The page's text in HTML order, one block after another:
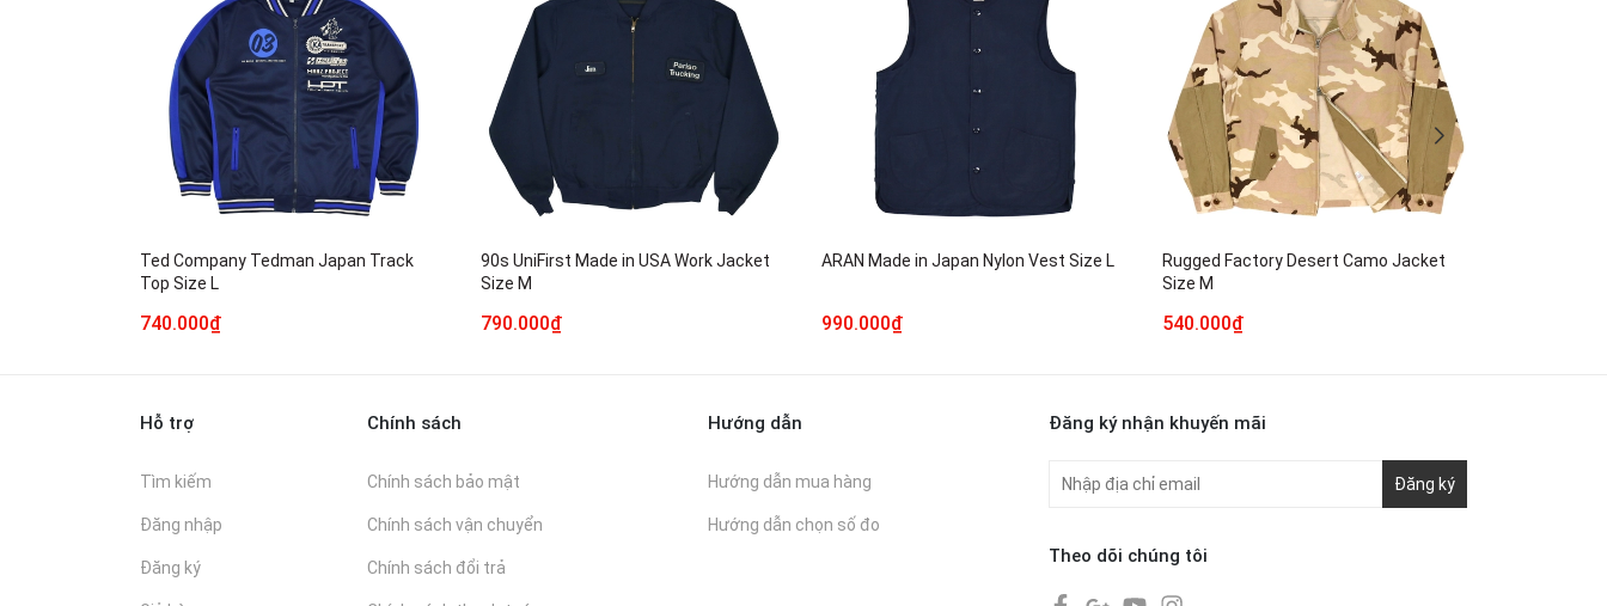
Ted Company Tedman Japan Track
Top Size L
740.000₫
90s UniFirst Made in USA Work Jacket
Size M
790.000₫
ARAN Made in Japan Nylon Vest Size L
990.000₫
Rugged Factory Desert Camo Jacket
Size M
540.000₫
Hỗ trợ
Tìm kiếm
Đăng nhập
Đăng ký
Chính sách
Chính sách bảo mật
Chính sách vận chuyển
Chính sách đổi trả
Hướng dẫn
Hướng dẫn mua hàng
Hướng dẫn chọn số đo
Đăng ký nhận khuyến mãi
Đăng ký
Theo dõi chúng tôi